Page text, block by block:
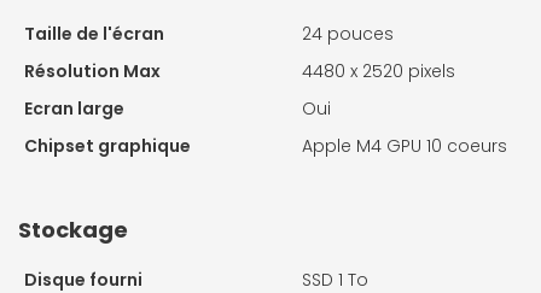
Taille de l'écran
24 pouces
Résolution Max
4480 x 2520 pixels
Ecran large
Oui
Chipset graphique
Apple M4 GPU 10 coeurs
Stockage
Disque fourni
SSD 1 To